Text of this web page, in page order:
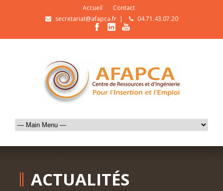
Accueil
Contact
secretariat@afapca.fr| 04.71.43.07.20
ACTUALITÉS